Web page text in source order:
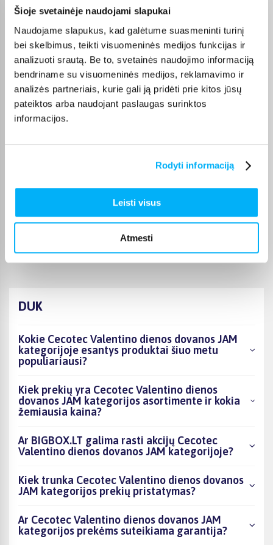
Šioje svetainėje naudojami slapukai
Naudojame slapukus, kad galėtume suasmeninti turinį
bei skelbimus, teikti visuomeninės medijos funkcijas ir
analizuoti srautą. Be to, svetainės naudojimo informaciją
bendriname su visuomeninės medijos, reklamavimo ir
analizės partneriais, kurie gali ją pridėti prie kitos jūsų
pateiktos arba naudojant paslaugas surinktos
informacijos.
Rodyti informaciją
Leisti visus
Atmesti
Vahur T.
Patvirtintas pirkėjas
Pigus pasiūlymas
Danutė G.
Patvirtintas pirkėjas
Puiki dovana darbui ir pramogai 🙂 Ačiū
Tarvo T.
Įvairūs kavos režimai – galimybė pasirinkti skirtingą stiprumą ir kiekį
DUK
Kokie Cecotec Valentino dienos dovanos JAM
kategorijoje esantys produktai šiuo metu
populiariausi?
Kiek prekių yra Cecotec Valentino dienos
dovanos JAM kategorijos asortimente ir kokia
žemiausia kaina?
Ar BIGBOX.LT galima rasti akcijų Cecotec
Valentino dienos dovanos JAM kategorijoje?
Kiek trunka Cecotec Valentino dienos dovanos
JAM kategorijos prekių pristatymas?
Ar Cecotec Valentino dienos dovanos JAM
kategorijos prekėms suteikiama garantija?